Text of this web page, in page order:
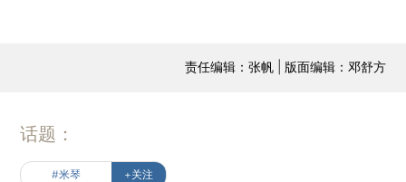
责任编辑：张帆 | 版面编辑：邓舒方
话题：
#米琴 +关注